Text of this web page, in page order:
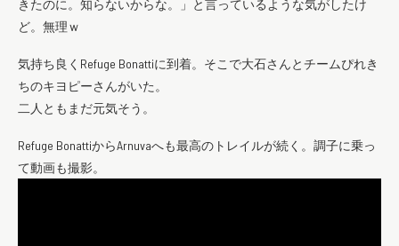
きたのに。知らないからな。」と言っているような気がしたけ
ど。無理ｗ
気持ち良くRefuge Bonattiに到着。そこで大石さんとチームぴれき
ちのキヨピーさんがいた。
二人ともまだ元気そう。
Refuge BonattiからArnuvaへも最高のトレイルが続く。調子に乗っ
て動画も撮影。